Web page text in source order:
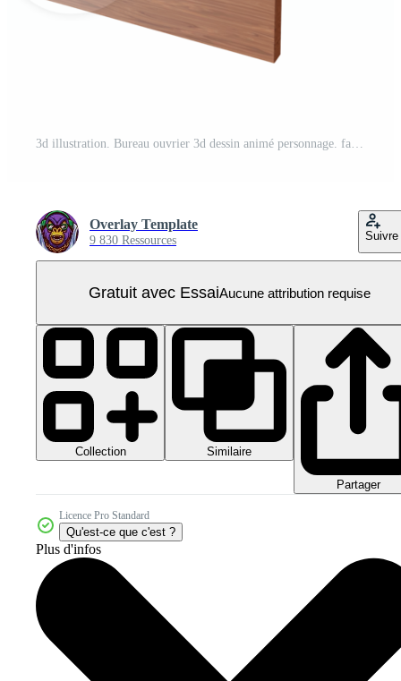
3d illustration. Bureau ouvrier 3d dessin animé personnage. fatigué Bureau ouvrier. le paresseux homme est en train de dormir sur une chaise et dans de face de une portable. Jeune homme est relaxant. 3d dessin animé personnage PNG Pro
Overlay Template
9 830 Ressources Suivre
Gratuit avec EssaiAucune attribution requise
Collection Similaire
Partager
Licence Pro Standard
Qu'est-ce que c'est ?
Plus d'infos